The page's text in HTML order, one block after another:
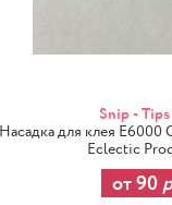
Snip - Tips
Насадка для клея E6000
Eclectic
от 90